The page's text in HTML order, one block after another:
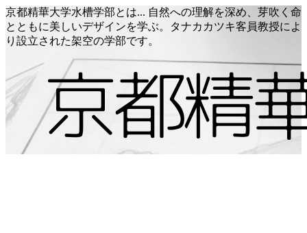
京都精華大学水槽学部とは... 自然への理解を深め、芽吹く命
とともに美しいデザインを学ぶ。タナカカツキ客員教授によ
り設立された架空の学部です。